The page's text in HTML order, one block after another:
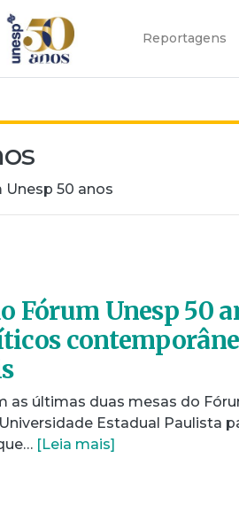
Reportagens
50 anos
Fórum Unesp 50
as últimas duas mesas do
Estadual Paulista
[Leia mais]